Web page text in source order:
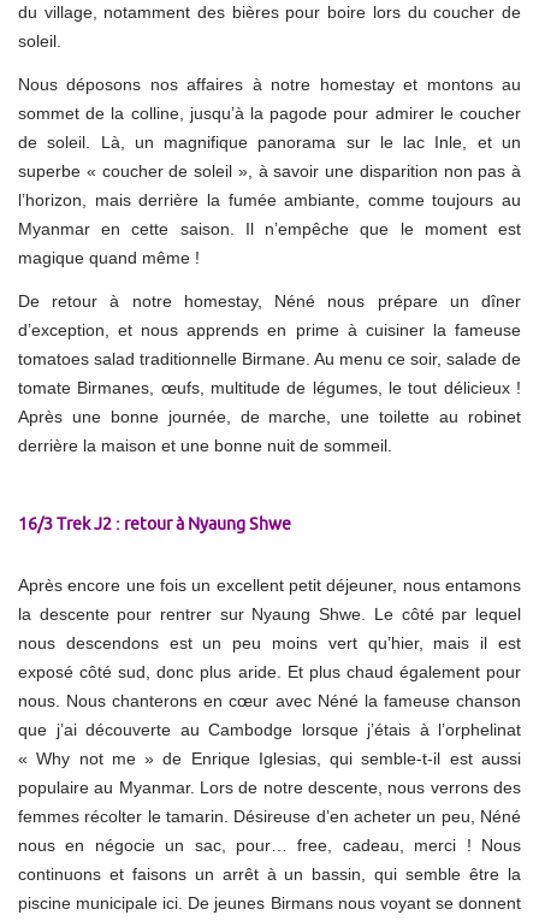
du village, notamment des bières pour boire lors du coucher de
soleil.
Nous déposons nos affaires à notre homestay et montons au
sommet de la colline, jusqu’à la pagode pour admirer le coucher
de soleil. Là, un magnifique panorama sur le lac Inle, et un
superbe « coucher de soleil », à savoir une disparition non pas à
l’horizon, mais derrière la fumée ambiante, comme toujours au
Myanmar en cette saison. Il n’empêche que le moment est
magique quand même !
De retour à notre homestay, Néné nous prépare un dîner
d’exception, et nous apprends en prime à cuisiner la fameuse
tomatoes salad traditionnelle Birmane. Au menu ce soir, salade de
tomate Birmanes, œufs, multitude de légumes, le tout délicieux !
Après une bonne journée, de marche, une toilette au robinet
derrière la maison et une bonne nuit de sommeil.
16/3 Trek J2 : retour à Nyaung Shwe
Après encore une fois un excellent petit déjeuner, nous entamons
la descente pour rentrer sur Nyaung Shwe. Le côté par lequel
nous descendons est un peu moins vert qu’hier, mais il est
exposé côté sud, donc plus aride. Et plus chaud également pour
nous. Nous chanterons en cœur avec Néné la fameuse chanson
que j’ai découverte au Cambodge lorsque j’étais à l’orphelinat
« Why not me » de Enrique Iglesias, qui semble-t-il est aussi
populaire au Myanmar. Lors de notre descente, nous verrons des
femmes récolter le tamarin. Désireuse d’en acheter un peu, Néné
nous en négocie un sac, pour… free, cadeau, merci ! Nous
continuons et faisons un arrêt à un bassin, qui semble être la
piscine municipale ici. De jeunes Birmans nous voyant se donnent